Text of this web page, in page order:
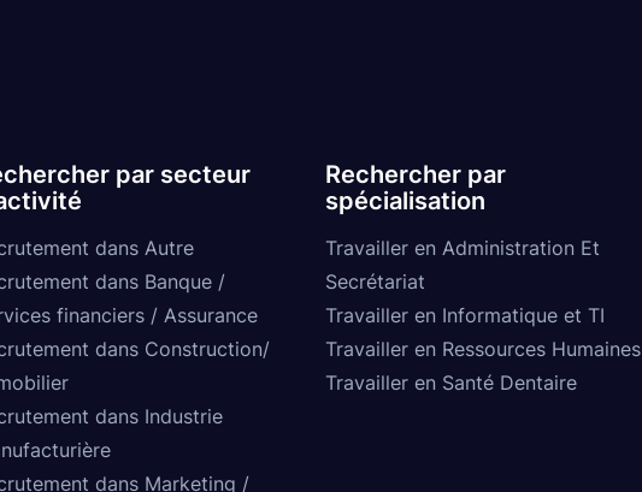
par secteur
dans Autre
dans Banque /
financiers / Assurance
dans Construction/
dans Industrie
dans Marketing /
Rechercher par
spécialisation
Travailler en Administration Et
Secrétariat
Travailler en Informatique et TI
Travailler en Ressources Humaines
Travailler en Santé Dentaire